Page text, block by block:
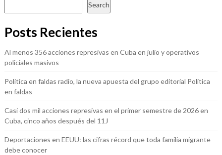
Search
Posts Recientes
Al menos 356 acciones represivas en Cuba en julio y operativos
policiales masivos
Política en faldas radio, la nueva apuesta del grupo editorial Política
en faldas
Casi dos mil acciones represivas en el primer semestre de 2026 en
Cuba, cinco años después del 11J
Deportaciones en EEUU: las cifras récord que toda familia migrante
debe conocer